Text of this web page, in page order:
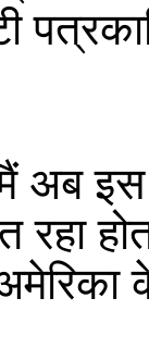
अब इस